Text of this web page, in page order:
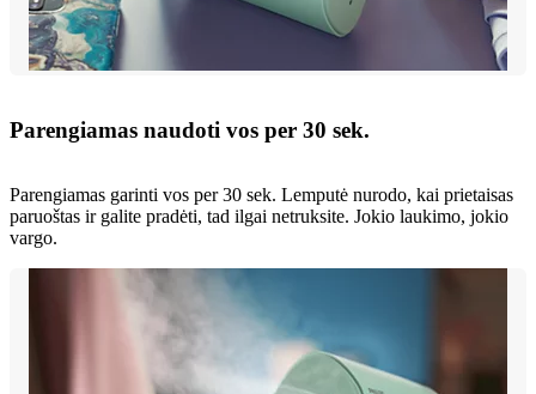
Parengiamas naudoti vos per 30 sek.
Parengiamas garinti vos per 30 sek. Lemputė nurodo, kai prietaisas
paruoštas ir galite pradėti, tad ilgai netruksite. Jokio laukimo, jokio
vargo.